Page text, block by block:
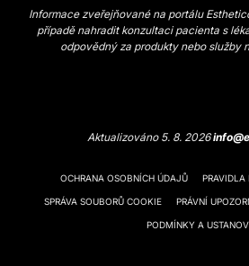
Informace zveřejňované na portálu
případě nahradit konzultaci pacienta s
odpovědný za produkty nebo služby
Aktualizováno 5. 8. 2026
OCHRANA OSOBNÍCH ÚDAJŮ PRAVIDLA
SPRÁVA SOUBORŮ COOKIE PRÁVNÍ
PODMÍNKY A